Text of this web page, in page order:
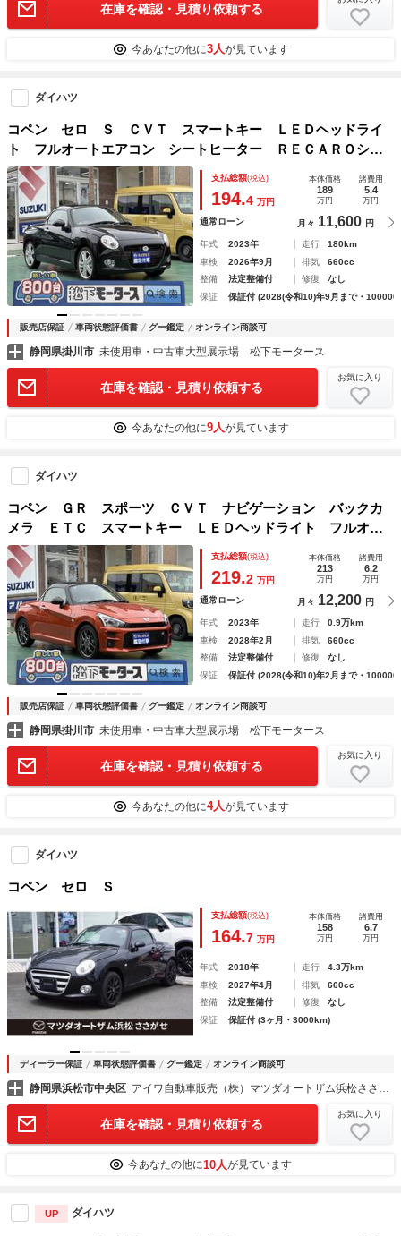
在庫を確認・見積り依頼する
今あなたの他に3人が見ています
ダイハツ
コペン セロ Ｓ ＣＶＴ スマートキー ＬＥＤヘッドライ
ト フルオートエアコン シートヒーター ＲＥＣＡＲＯシー
ト ＭＯＭＯハンドル アイドリングストップ フォグラン
プ オートライト
支払総額(税込)
194.4 万円
本体価格
189
万円
諸費用
5.4
万円
通常ローン 月々 11,600 円
年式 2023年 走行
180km
車検
2026年9月 排気
660cc
整備
法定整備付 修復
なし
保証
保証付 (2028(令和10)年9月まで・
販売店保証 車両状態評価書 グー鑑定 オンライン商談可
静岡県掛川市 未使用車・中古車大型展示場 松下モータース
在庫を確認・見積り依頼する
お気に入り
今あなたの他に9人が見ています
ダイハツ
コペン ＧＲ スポーツ ＣＶＴ ナビゲーション バックカ
メラ ＥＴＣ スマートキー ＬＥＤヘッドライト フルオー
トエアコン シートヒーター ＲＥＣＡＲＯシート ＭＯＭＯ
ハンドル ＢＢＳホイール アイドリングストップ
支払総額(税込)
219.2 万円
本体価格
213
万円
諸費用
6.2
万円
通常ローン 月々 12,200 円
年式 2023年 走行
0.9万km
車検
2028年2月 排気
660cc
整備
法定整備付 修復
なし
保証
保証付 (2028(令和10)年2月まで・
販売店保証 車両状態評価書 グー鑑定 オンライン商談可
静岡県掛川市 未使用車・中古車大型展示場 松下モータース
在庫を確認・見積り依頼する
お気に入り
今あなたの他に4人が見ています
ダイハツ
コペン セロ Ｓ
支払総額(税込)
164.7 万円
本体価格
158
万円
諸費用
6.7
万円
年式 2018年 走行
4.3万km
車検
2027年4月 排気
660cc
整備
法定整備付 修復
なし
保証
保証付 (3ヶ月・3000km)
ディーラー保証 車両状態評価書 グー鑑定 オンライン商談可
静岡県浜松市中央区 アイワ自動車販売（株）マツダオートザム浜松ささがせ中古車部
在庫を確認・見積り依頼する
お気に入り
今あなたの他に10人が見ています
UP ダイハツ